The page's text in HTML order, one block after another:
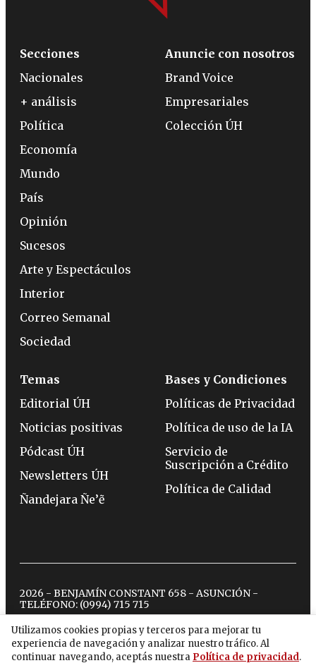
Utilizamos cookies propias y terceros para mejorar tu
experiencia de navegación y analizar nuestro tráfico. Al
continuar navegando, aceptás nuestra Política de privacidad.
Secciones
Nacionales
+ análisis
Política
Economía
Mundo
País
Opinión
Sucesos
Arte y Espectáculos
Interior
Correo Semanal
Sociedad
Anuncie con nosotros
Brand Voice
Empresariales
Colección ÚH
Temas
Editorial ÚH
Noticias positivas
Pódcast ÚH
Newsletters ÚH
Ñandejara Ñe’ẽ
Bases y Condiciones
Políticas de Privacidad
Política de uso de la IA
Servicio de
Suscripción a Crédito
Política de Calidad
2026 - BENJAMÍN CONSTANT 658 - ASUNCIÓN -
TELÉFONO: (0994) 715 715
twitterinstagram
facebook
tiktokyoutubespotify